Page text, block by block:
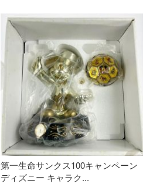
第一生命サンクス100キャンペーン
ディズニー キャラク...